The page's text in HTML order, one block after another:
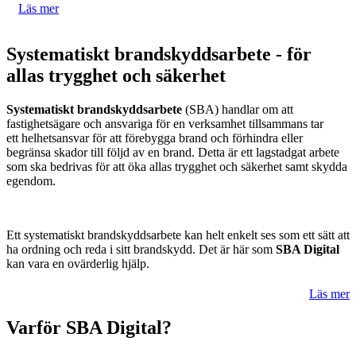
Läs mer
Systematiskt brandskyddsarbete - för
allas trygghet och säkerhet
Systematiskt brandskyddsarbete (SBA) handlar om att
fastighetsägare och ansvariga för en verksamhet tillsammans tar
ett helhetsansvar för att förebygga brand och förhindra eller
begränsa skador till följd av en brand. Detta är ett lagstadgat arbete
som ska bedrivas för att öka allas trygghet och säkerhet samt skydda
egendom.
Ett systematiskt brandskyddsarbete kan helt enkelt ses som ett sätt att
ha ordning och reda i sitt brandskydd. Det är här som SBA Digital
kan vara en ovärderlig hjälp.
Läs mer
Varför SBA Digital?